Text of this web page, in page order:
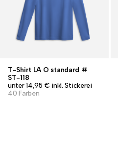
T-Shirt LA O standard #
ST-118
unter 14,95 € inkl. Stickerei
40 Farben